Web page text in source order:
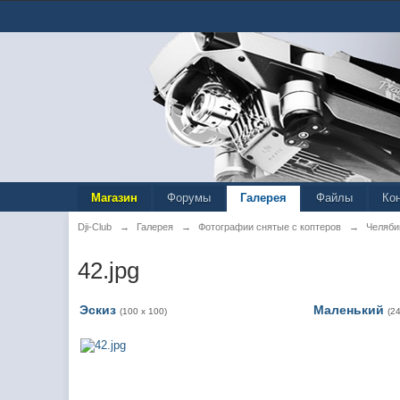
Магазин Форумы Галерея Файлы
Dji-Club → Галерея → Фотографии снятые с коптеров →
42.jpg
Эскиз (100 x 100) Маленький